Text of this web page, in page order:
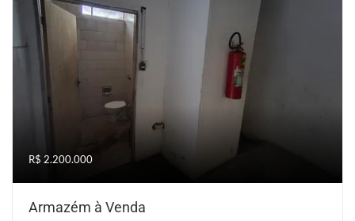
R$ 2.200.000
Armazém à Venda